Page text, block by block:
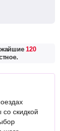
120
скидкой